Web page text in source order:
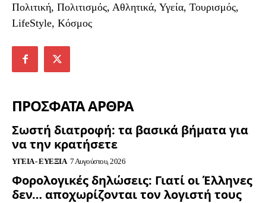
Πολιτική, Πολιτισμός, Αθλητικά, Υγεία, Τουρισμός,
LifeStyle, Κόσμος
ΠΡΟΣΦΑΤΑ ΑΡΘΡΑ
Σωστή διατροφή: τα βασικά βήματα για
να την κρατήσετε
ΥΓΕΊΑ - ΕΥΕΞΊΑ 7 Αυγούστου, 2026
Φορολογικές δηλώσεις: Γιατί οι Έλληνες
δεν… αποχωρίζονται τον λογιστή τους